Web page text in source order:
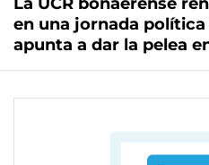
en una jornada
apunta a dar la pelea